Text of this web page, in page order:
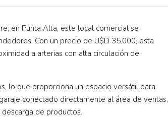
en Punta Alta, este local comercial se
Con un precio de U$D 35.000, esta
a arterias con alta circulación de
lo que proporciona un espacio versátil para
conectado directamente al área de ventas,
de productos.